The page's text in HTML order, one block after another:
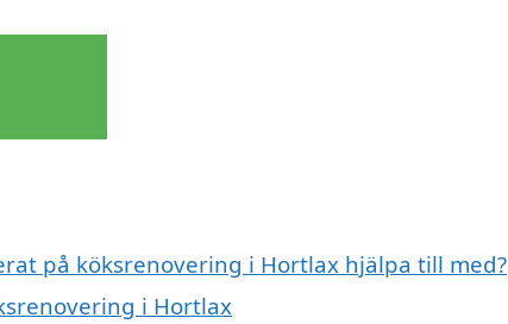
på köksrenovering i Hortlax hjälpa till med?
i Hortlax